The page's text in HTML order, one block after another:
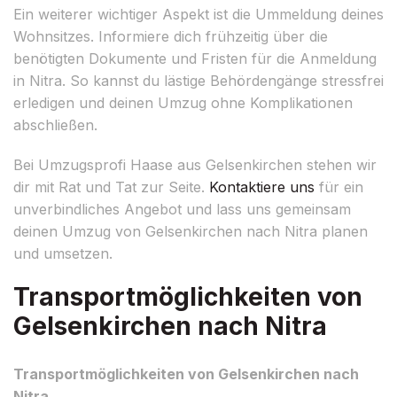
Ein weiterer wichtiger Aspekt ist die Ummeldung deines
Wohnsitzes. Informiere dich frühzeitig über die
benötigten Dokumente und Fristen für die Anmeldung
in Nitra. So kannst du lästige Behördengänge stressfrei
erledigen und deinen Umzug ohne Komplikationen
abschließen.
Bei Umzugsprofi Haase aus Gelsenkirchen stehen wir
dir mit Rat und Tat zur Seite. Kontaktiere uns für ein
unverbindliches Angebot und lass uns gemeinsam
deinen Umzug von Gelsenkirchen nach Nitra planen
und umsetzen.
Transportmöglichkeiten von
Gelsenkirchen nach Nitra
Transportmöglichkeiten von Gelsenkirchen nach